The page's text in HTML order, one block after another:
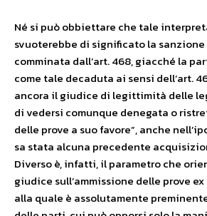
Né si può obbiettare che tale
svuoterebbe di significato la
comminata dall’art. 468, giacché la
come tale decaduta ai sensi dell’art.
ancora il giudice di legittimità delle
di vedersi comunque denegata o
delle prove a suo favore”, anche
sa stata alcuna precedente
Diverso è, infatti, il parametro che
giudice sull’ammissione delle prove
alla quale è assolutamente